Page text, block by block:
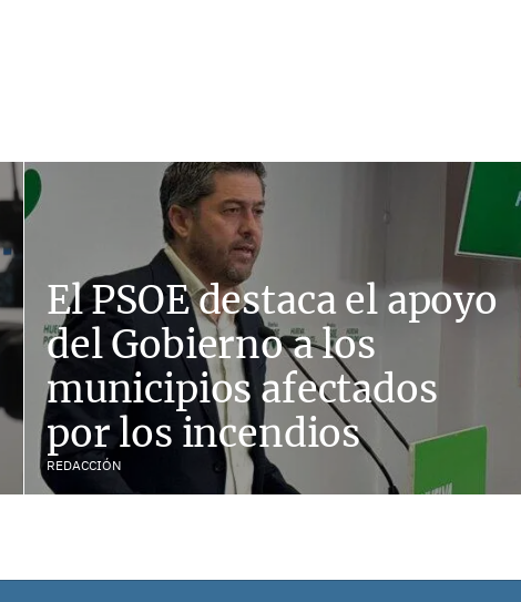
El PSOE destaca el apoyo
del Gobierno a los
municipios afectados
por los incendios
REDACCIÓN